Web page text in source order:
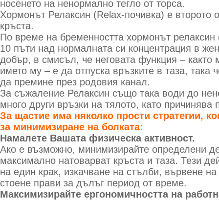
носенето на ненормално тегло от торса.
Хормонът Релаксин (Relax-почивка) е второто
кръста.
По време на бременността хормонът релаксин
10 пъти над нормалната си концентрация в
добър, в смисъл, че неговата функция – както
името му – е да отпуска връзките в таза, така
да премине през родовия канал.
За съжаление Релаксин също така води до
много други връзки на тялото, като причинява
За щастие има няколко прости стратегии,
за минимизиране на болката:
Намалете Вашата физическа активност.
Ако е възможно, минимизирайте определени
максимално натоварват кръста и таза. Тези
на един крак, изкачване на стълби, вървене
стоене прави за дълъг период от време.
Максимизирайте ергономичността на